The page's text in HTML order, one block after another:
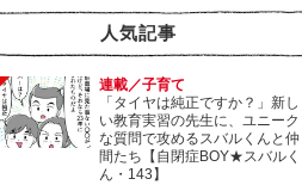
人気記事
連載／子育て
「タイヤは純正ですか？」新し
い教育実習の先生に、ユニーク
な質問で攻めるスバルくんと仲
間たち【自閉症BOY★スバルく
ん・143】